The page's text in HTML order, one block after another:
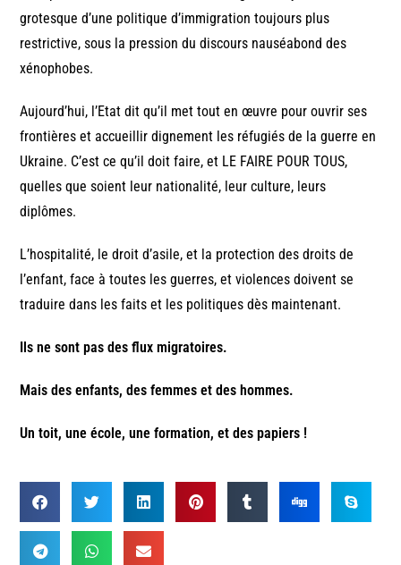
grotesque d’une politique d’immigration toujours plus
restrictive, sous la pression du discours nauséabond des
xénophobes.
Aujourd’hui, l’Etat dit qu’il met tout en œuvre pour ouvrir ses
frontières et accueillir dignement les réfugiés de la guerre en
Ukraine. C’est ce qu’il doit faire, et LE FAIRE POUR TOUS,
quelles que soient leur nationalité, leur culture, leurs
diplômes.
L’hospitalité, le droit d’asile, et la protection des droits de
l’enfant, face à toutes les guerres, et violences doivent se
traduire dans les faits et les politiques dès maintenant.
Ils ne sont pas des flux migratoires.
Mais des enfants, des femmes et des hommes.
Un toit, une école, une formation, et des papiers !